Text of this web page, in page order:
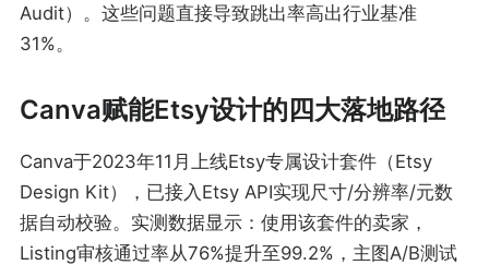
Audit）。这些问题直接导致跳出率高出行业基准
31%。
Canva赋能Etsy设计的四大落地路径
Canva于2023年11月上线Etsy专属设计套件（Etsy
Design Kit），已接入Etsy API实现尺寸/分辨率/元数
据自动校验。实测数据显示：使用该套件的卖家，
Listing审核通过率从76%提升至99.2%，主图A/B测试